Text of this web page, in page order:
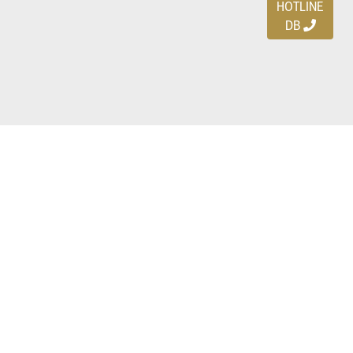
HOTLINE
DB